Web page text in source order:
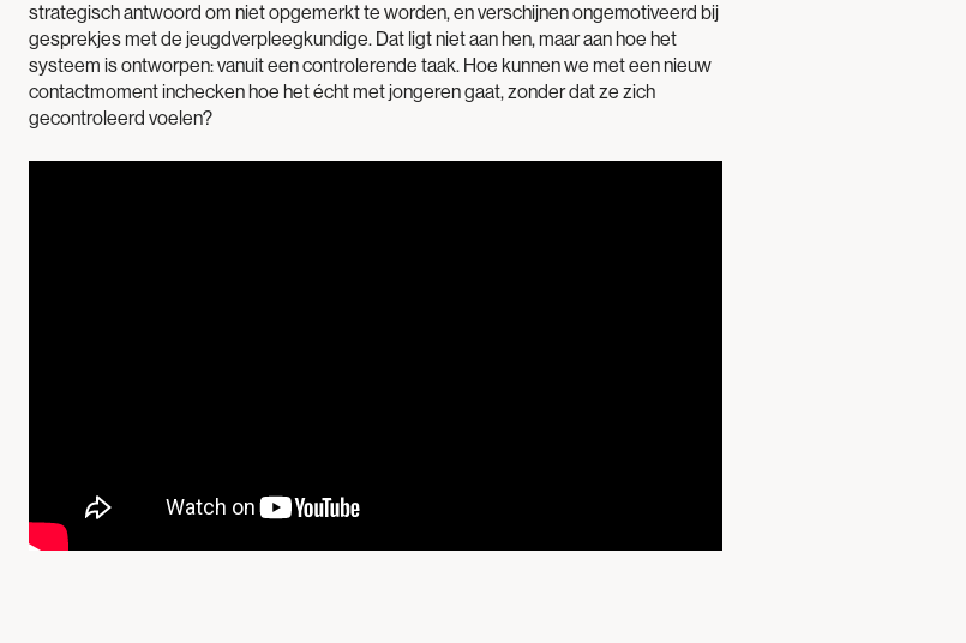
strategisch antwoord om niet opgemerkt te worden, en verschijnen ongemotiveerd bij
gesprekjes met de jeugdverpleegkundige. Dat ligt niet aan hen, maar aan hoe het
systeem is ontworpen: vanuit een controlerende taak. Hoe kunnen we met een nieuw
contactmoment inchecken hoe het écht met jongeren gaat, zonder dat ze zich
gecontroleerd voelen?